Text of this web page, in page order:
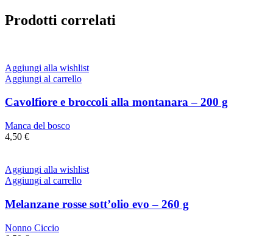
Prodotti correlati
Aggiungi alla wishlist
Aggiungi al carrello
Cavolfiore e broccoli alla montanara – 200 g
Manca del bosco
4,50 €
Aggiungi alla wishlist
Aggiungi al carrello
Melanzane rosse sott’olio evo – 260 g
Nonno Ciccio